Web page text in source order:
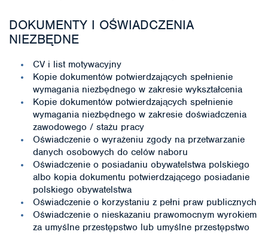
DOKUMENTY I OŚWIADCZENIA
NIEZBĘDNE
CV i list motywacyjny
Kopie dokumentów potwierdzających spełnienie
wymagania niezbędnego w zakresie wykształcenia
Kopie dokumentów potwierdzających spełnienie
wymagania niezbędnego w zakresie doświadczenia
zawodowego / stażu pracy
Oświadczenie o wyrażeniu zgody na przetwarzanie
danych osobowych do celów naboru
Oświadczenie o posiadaniu obywatelstwa polskiego
albo kopia dokumentu potwierdzającego posiadanie
polskiego obywatelstwa
Oświadczenie o korzystaniu z pełni praw publicznych
Oświadczenie o nieskazaniu prawomocnym wyrokiem
za umyślne przestępstwo lub umyślne przestępstwo